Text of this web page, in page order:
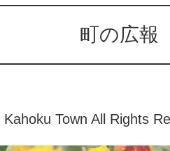
町の広報
Town All Rights